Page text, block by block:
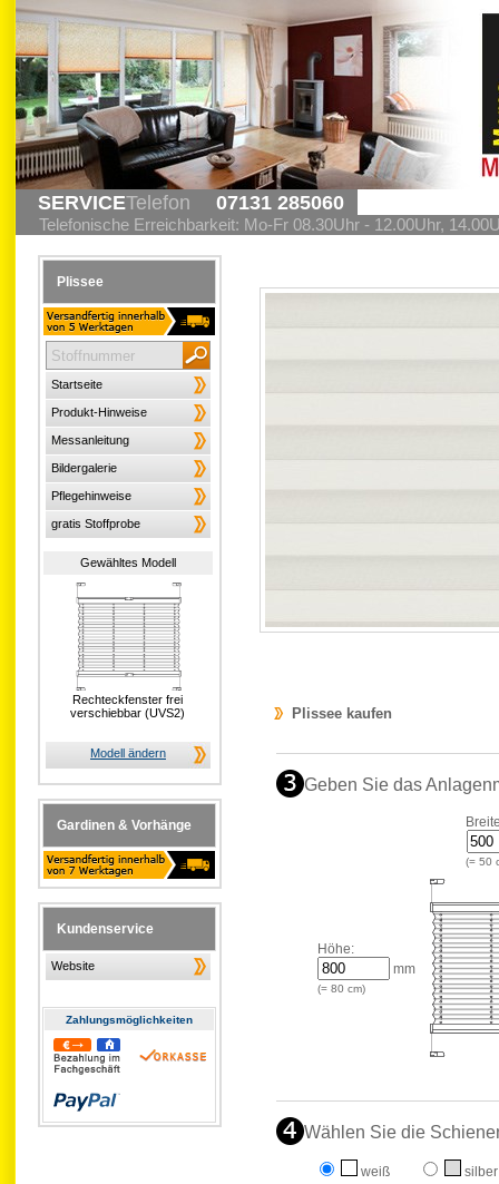
SERVICETelefon 07131 285060
Telefonische Erreichbarkeit: Mo-Fr 08.30Uhr - 12.00Uhr,
Plissee
Startseite
Produkt-Hinweise
Messanleitung
Bildergalerie
Pflegehinweise
gratis Stoffprobe
Gewähltes Modell
Rechteckfenster frei
verschiebbar (UVS2)
Modell ändern
Gardinen & Vorhänge
Kundenservice
Website
Zahlungs­möglichkeiten
Plissee kaufen
Geben Sie das
(=50
Höhe:
mm
(= 80 cm)
Wählen Sie die
weiß
silber